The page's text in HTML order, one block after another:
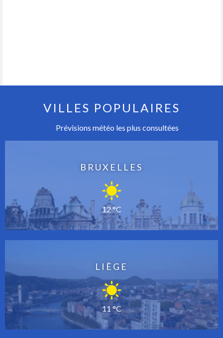
VILLES POPULAIRES
Prévisions météo les plus consultées
BRUXELLES
12 °C
LIÈGE
11 °C